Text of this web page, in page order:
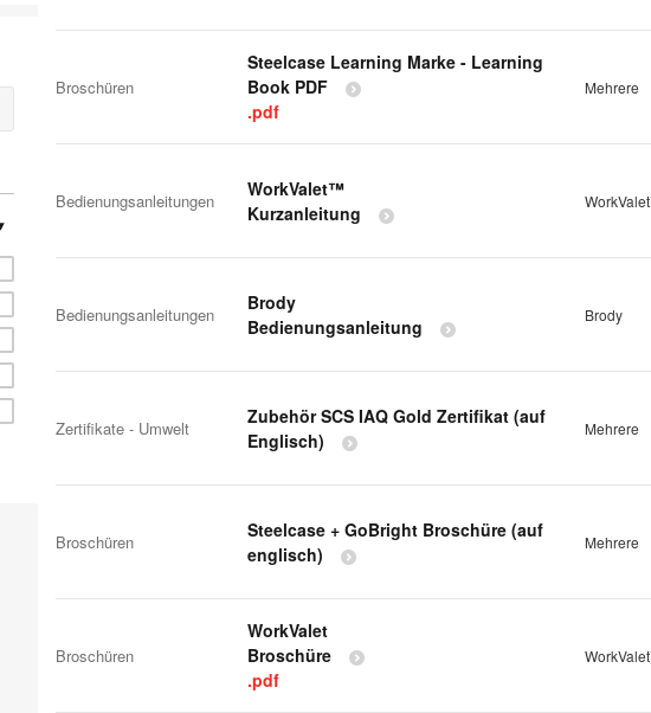
Broschüren
Steelcase Learning Marke - Learning
Book PDF
.pdf
Mehrere
Bedienungsanleitungen
WorkValet™
Kurzanleitung
Bedienungsanleitungen
Brody
Bedienungsanleitung
Brody
Zertifikate - Umwelt
Zubehör SCS IAQ Gold Zertifikat (auf
Englisch)
Mehrere
Broschüren
Steelcase + GoBright Broschüre (auf
englisch)
Mehrere
Broschüren
WorkValet
Broschüre
.pdf